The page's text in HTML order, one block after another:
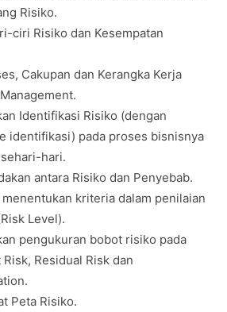
Risiko.
ciri Risiko dan Kesempatan
Cakupan dan Kerangka Kerja
Identifikasi Risiko (dengan
identifikasi) pada proses bisnisnya
hari.
antara Risiko dan Penyebab.
menentukan kriteria dalam penilaian
Level).
pengukuran bobot risiko pada
Residual Risk dan
Peta Risiko.